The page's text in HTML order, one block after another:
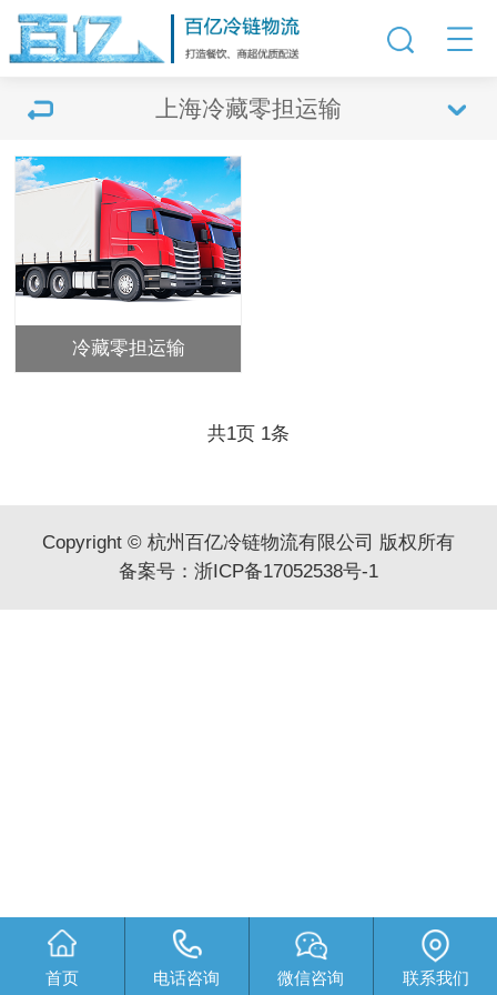
上海冷藏零担运输
冷藏零担运输
共1页 1条
Copyright © 杭州百亿冷链物流有限公司 版权所有
备案号： 浙ICP备17052538号-1
首页 电话咨询 微信咨询 联系我们